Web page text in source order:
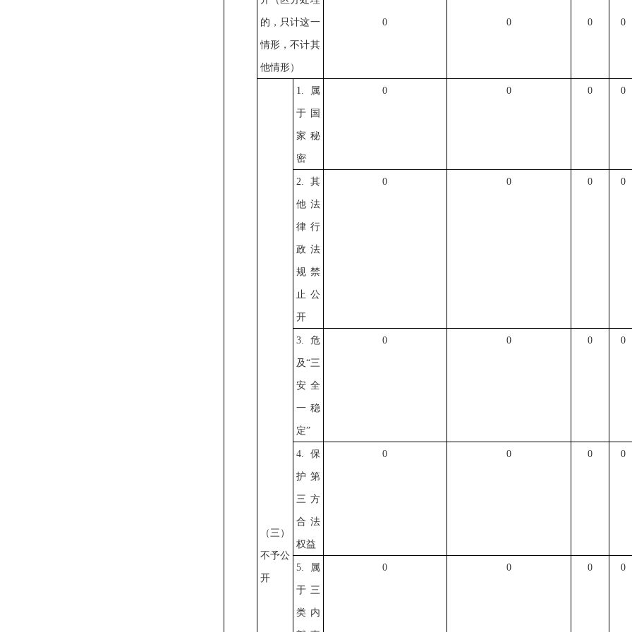
的，只计这一
情形，不计其
他情形）
0 0 0 0
（三）
不予公
开
1.属
于国
家秘
密
0 0 0 0
2.其
他法
律行
政法
规禁
止公
开
0 0 0 0
3.危
及“三
安全
一稳
定”
0 0 0 0
4.保
护第
三方
合法
权益
0 0 0 0
5.属
于三
类内
0 0 0 0